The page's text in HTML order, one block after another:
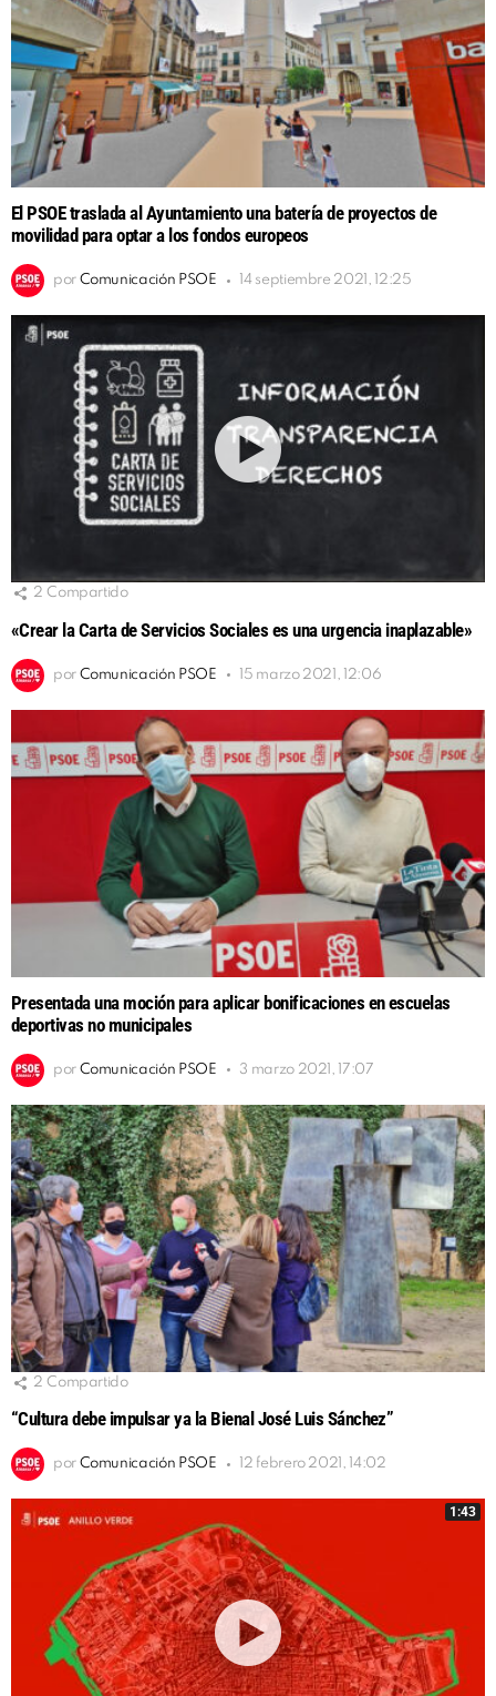
El PSOE traslada al Ayuntamiento una batería de proyectos de
movilidad para optar a los fondos europeos
por Comunicación PSOE 14 septiembre 2021, 12:25
2 Compartido
«Crear la Carta de Servicios Sociales es una urgencia inaplazable»
por Comunicación PSOE 15 marzo 2021, 12:06
Presentada una moción para aplicar bonificaciones en escuelas
deportivas no municipales
por Comunicación PSOE 3 marzo 2021, 17:07
2 Compartido
“Cultura debe impulsar ya la Bienal José Luis Sánchez”
por Comunicación PSOE 12 febrero 2021, 14:02
1:43